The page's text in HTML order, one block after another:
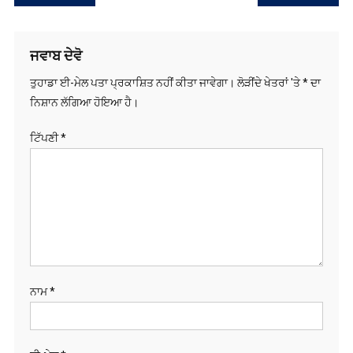
ਜਵਾਬ ਦੇਵੋ
ਤੁਹਾਡਾ ਈ-ਮੇਲ ਪਤਾ ਪ੍ਰਕਾਸ਼ਿਤ ਨਹੀਂ ਕੀਤਾ ਜਾਵੇਗਾ। ਲੋੜੀਂਦੇ ਖੇਤਰਾਂ 'ਤੇ*ਦਾ
ਨਿਸ਼ਾਨ ਲੱਗਿਆ ਹੋਇਆ ਹੈ।
ਟਿੱਪਣੀ*
ਨਾਮ*